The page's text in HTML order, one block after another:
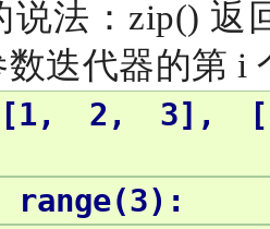
法： zip() 返
迭代器的第 i
2, 3],